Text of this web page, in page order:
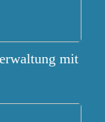
mit